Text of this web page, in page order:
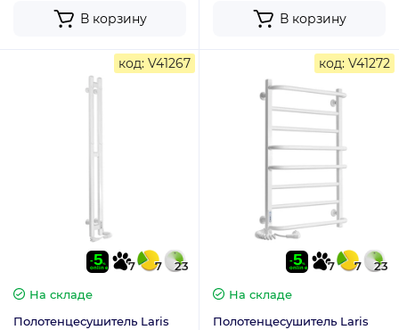
В корзину В корзину
код: V41267
7 7
23
На складе
Полотенцесушитель Laris
код: V41272
7 7
23
На складе
Полотенцесушитель Laris